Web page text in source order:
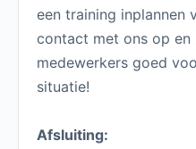
een training inplannen
contact met ons op
medewerkers goed
situatie!
Afsluiting: